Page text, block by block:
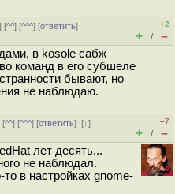
] [^^] [^^^] [ответить]
+2
+ / –
в kosole сабж
команд в его субшеле
бывают, но
не наблюдаю.
[^^] [^^^] [ответить][↓]
–7
+ / –
лет десять...
не наблюдал.
в настройках gnome-